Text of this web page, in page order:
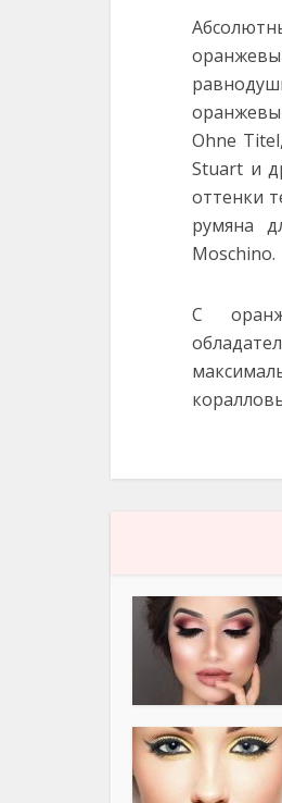
Ohne
Stuart и
оттенки
румяна
Moschino.
С